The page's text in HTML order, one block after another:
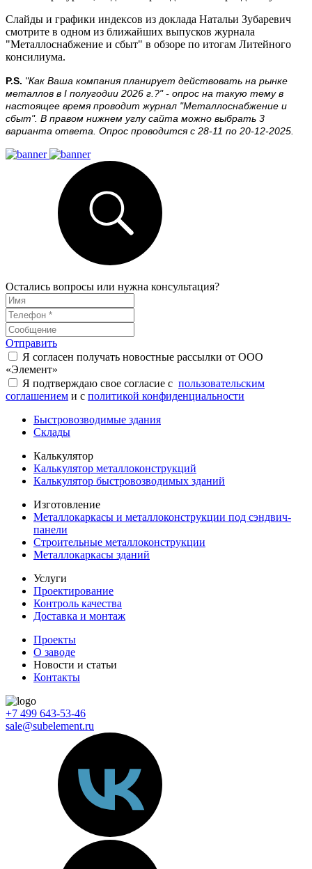
Слайды и графики индексов из доклада Натальи Зубаревич
смотрите в одном из ближайших выпусков журнала
"Металлоснабжение и сбыт" в обзоре по итогам Литейного
консилиума.
P.S. "Как Ваша компания планирует действовать на рынке
металлов в I полугодии 2026 г.?" - опрос на такую тему в
настоящее время проводит журнал "Металлоснабжение и
сбыт". В правом нижнем углу сайта можно выбрать 3
варианта ответа. Опрос проводится с 28-11 по 20-12-2025.
Остались вопросы или нужна консультация?
Отправить
Я согласен получать новостные рассылки от ООО
«Элемент»
Я подтверждаю свое согласие с пользовательским
соглашением и с политикой конфиденциальности
Быстровозводимые здания
Склады
Калькулятор
Калькулятор металлоконструкций
Калькулятор быстровозводимых зданий
Изготовление
Металлокаркасы и металлоконструкции под сэндвич-
панели
Строительные металлоконструкции
Металлокаркасы зданий
Услуги
Проектирование
Контроль качества
Доставка и монтаж
Проекты
О заводе
Новости и статьи
Контакты
+7 499 643-53-46
sale@subelement.ru